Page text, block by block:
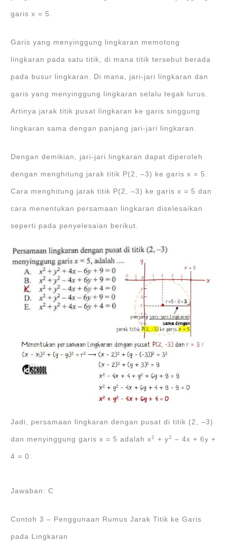
garis x = 5.
Garis yang menyinggung lingkaran memotong
lingkaran pada satu titik, di mana titik tersebut berada
pada busur lingkaran. Di mana, jari-jari lingkaran dan
garis yang menyinggung lingkaran selalu tegak lurus.
Artinya jarak titik pusat lingkaran ke garis singgung
lingkaran sama dengan panjang jari-jari lingkaran.
Dengan demikian, jari-jari lingkaran dapat diperoleh
dengan menghitung jarak titik P(2, ‒3) ke garis x = 5.
Cara menghitung jarak titik P(2, ‒3) ke garis x = 5 dan
cara menentukan persamaan lingkaran diselesaikan
seperti pada penyelesaian berikut.
Jadi, persamaan lingkaran dengan pusat di titik (2, ‒3)
dan menyinggung garis x = 5 adalah x2 + y2 ‒ 4x + 6y +
4 = 0.
Jawaban: C
Contoh 3 – Penggunaan Rumus Jarak Titik ke Garis
pada Lingkaran